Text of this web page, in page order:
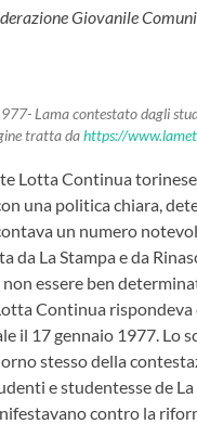
Giovanile
Lama contestato dagli
tratta dahttps://
Lotta Continua
una politica chiara,
un numero
da La Stampa e da
non essere ben
Continua
il 17 gennaio 1977. Lo
stesso della
e studentesse de La
contro la